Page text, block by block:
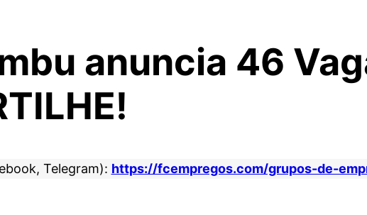
anuncia 46
Telegram): https://fcempregos.com/grupos-de-